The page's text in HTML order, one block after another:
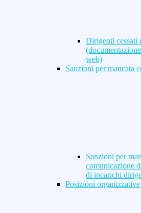
Dirigenti cessati
web)
Sanzioni per mancata
Sanzioni per
comunicazione
di incarichi
Posizioni organizzative